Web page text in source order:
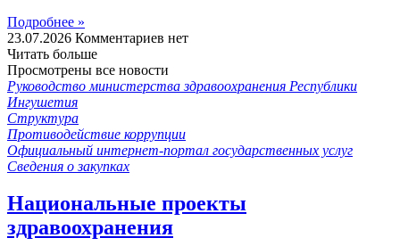
Подробнее »
23.07.2026 Комментариев нет
Читать больше
Просмотрены все новости
Руководство министерства здравоохранения Республики
Ингушетия
Структура
Противодействие коррупции
Официальный интернет-портал государственных услуг
Сведения о закупках
Национальные проекты
здравоохранения